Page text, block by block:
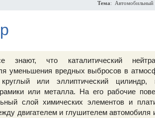
Тема: Автомобильный
что каталитический
уменьшения вредных выбросов в
или эллиптический цилиндр,
или металла. На его рабочие
слой химических элементов и
двигателем и глушителем автомобиля